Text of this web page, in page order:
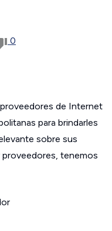
0
de Internet
para brindarles
sobre sus
tenemos